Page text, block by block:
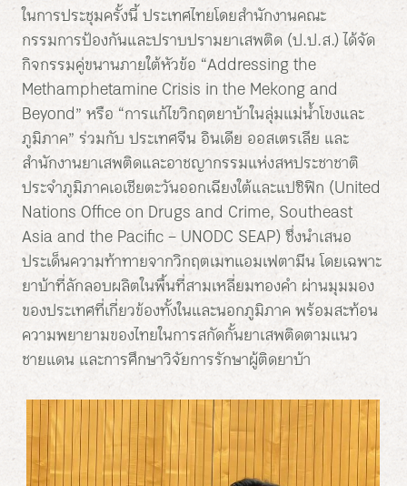
ในการประชุมครั้งนี้ ประเทศไทยโดยสำนักงานคณะ
กรรมการป้องกันและปราบปรามยาเสพติด (ป.ป.ส.) ได้จัด
กิจกรรมคู่ขนานภายใต้หัวข้อ “Addressing the
Methamphetamine Crisis in the Mekong and
Beyond” หรือ “การแก้ไขวิกฤตยาบ้าในลุ่มแม่น้ำโขงและ
ภูมิภาค” ร่วมกับ ประเทศจีน อินเดีย ออสเตรเลีย และ
สำนักงานยาเสพติดและอาชญากรรมแห่งสหประชาชาติ
ประจำภูมิภาคเอเชียตะวันออกเฉียงใต้และแปซิฟิก (United
Nations Office on Drugs and Crime, Southeast
Asia and the Pacific – UNODC SEAP) ซึ่งนำเสนอ
ประเด็นความท้าทายจากวิกฤตเมทแอมเฟตามีน โดยเฉพาะ
ยาบ้าที่ลักลอบผลิตในพื้นที่สามเหลี่ยมทองคำ ผ่านมุมมอง
ของประเทศที่เกี่ยวข้องทั้งในและนอกภูมิภาค พร้อมสะท้อน
ความพยายามของไทยในการสกัดกั้นยาเสพติดตามแนว
ชายแดน และการศึกษาวิจัยการรักษาผู้ติดยาบ้า